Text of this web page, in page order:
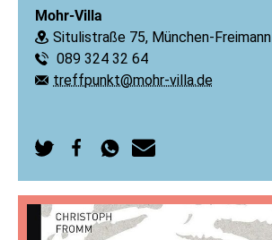
Mohr-Villa
Ort:
Situlistraße 75, München-Freimann
Telefon:
089 324 32 64
E-Mail:
treffpunkt@mohr-villa.de
Twitter
teilen
Facebook
teilen
WhatsApp
senden
E-
Mail